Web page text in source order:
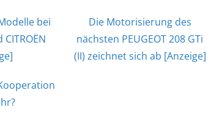
bei
CITROËN
Die Motorisierung des
nächsten PEUGEOT 208 GTi
(II) zeichnet sich ab [Anzeige]